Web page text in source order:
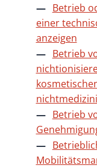
Betrieb
einer
anzeigen
Betrieb
Betrieb